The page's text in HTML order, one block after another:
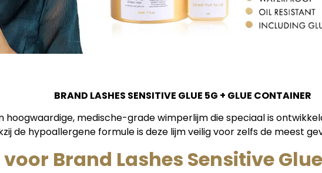
BRAND LASHES SENSITIVE GLUE 5G + GLUE CONTAINER
hoogwaardige, medische-grade wimperlijm die speciaal is
de hypoallergene formule is deze lijm veilig voor zelfs de meest
Brand Lashes Sensitive